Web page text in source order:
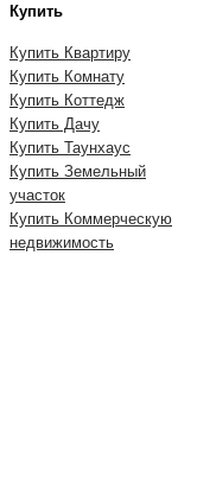
Купить
Купить Квартиру
Купить Комнату
Купить Коттедж
Купить Дачу
Купить Таунхаус
Купить Земельный
участок
Купить Коммерческую
недвижимость